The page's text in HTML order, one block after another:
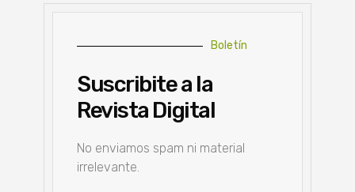
Boletín
Suscribite a la
Revista Digital
No enviamos spam ni material
irrelevante.